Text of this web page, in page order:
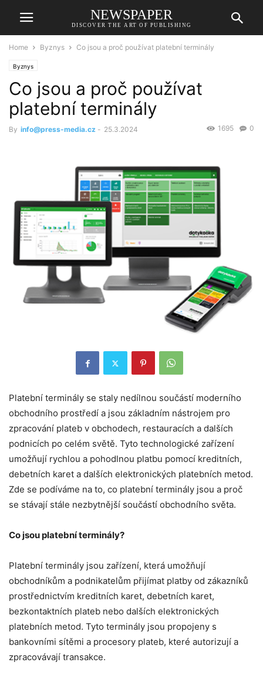
NEWSPAPER
DISCOVER THE ART OF PUBLISHING
Home Byznys Co jsou a proč používat platební terminály
Byznys
Co jsou a proč používat
platební terminály
By info@press-media.cz - 25.3.2024 0
1695
Platební terminály se staly nedílnou součástí moderního
obchodního prostředí a jsou základním nástrojem pro
zpracování plateb v obchodech, restauracích a dalších
podnicích po celém světě. Tyto technologické zařízení
umožňují rychlou a pohodlnou platbu pomocí kreditních,
debetních karet a dalších elektronických platebních metod.
Zde se podíváme na to, co platební terminály jsou a proč
se stávají stále nezbytnější součástí obchodního světa.
Co jsou platební terminály?
Platební terminály jsou zařízení, která umožňují
obchodníkům a podnikatelům přijímat platby od zákazníků
prostřednictvím kreditních karet, debetních karet,
bezkontaktních plateb nebo dalších elektronických
platebních metod. Tyto terminály jsou propojeny s
bankovními sítěmi a procesory plateb, které autorizují a
zpracovávají transakce.